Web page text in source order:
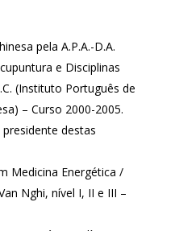
pela A.P.A.-D.A.
e Disciplinas
(Instituto Português de
– Curso 2000-2005.
destas
Medicina Energética /
Nghi, nível I, II e III –